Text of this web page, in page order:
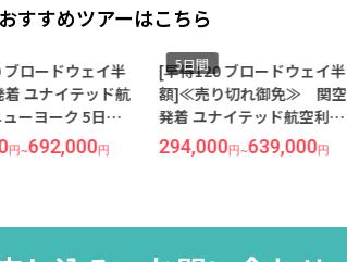
すすめツアーはこちら
ロードウェイ半
ユナイテッド航
ーヨーク 5日間
コンチネンタ
ークタイムズ
円~692,000 円
[早得120 ブロードウェイ半
額]≪売り切れ御免≫ 関空
発着 ユナイテッド航空利用
ニューヨーク 5日間 価格重
視ホテルに滞在（指定不
5日間
294,000 円~639,000 円